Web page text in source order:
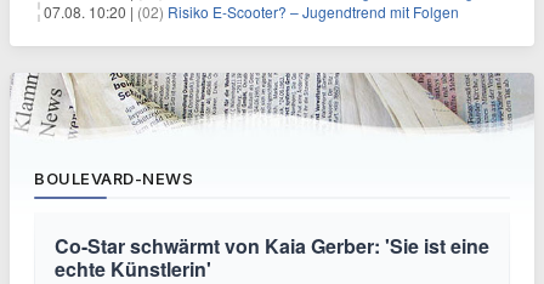
07.08. 10:20 | (02) Risiko E-Scooter? – Jugendtrend mit Folgen
BOULEVARD-NEWS
Co-Star schwärmt von Kaia Gerber: 'Sie ist eine
echte Künstlerin'